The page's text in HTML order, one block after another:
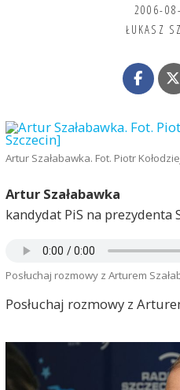
2006-
ŁUKASZ
Artur Szałabawka. Fot. Piotr
Artur Szałabawka
kandydat PiS na prezydenta
Posłuchaj rozmowy z Arturem
Posłuchaj rozmowy z